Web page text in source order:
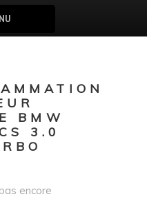
BMW
3.0
encore